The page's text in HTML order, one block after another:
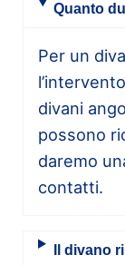
Quanto
Per un
divani
possono
daremo
contatti.
Il divano